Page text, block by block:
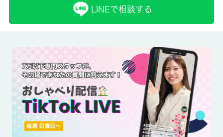
(初回保証料総賃料の50％、1年更新時20,000円）
賃貸区分/契約期間
一般/2年
LINEで相談する